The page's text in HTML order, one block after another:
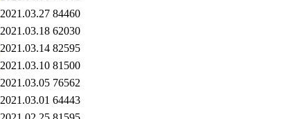
2021.03.27 84460
2021.03.18 62030
2021.03.14 82595
2021.03.10 81500
2021.03.05 76562
2021.03.01 64443